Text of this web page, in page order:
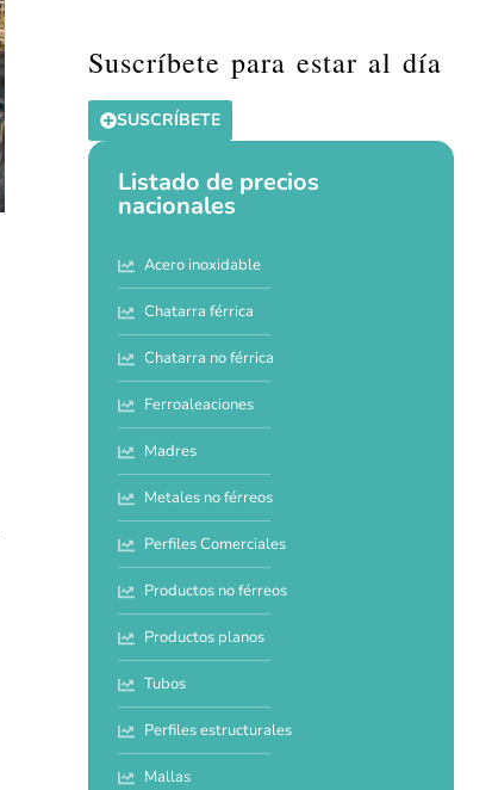
Suscríbete para estar al día
SUSCRÍBETE
Listado de precios
nacionales
Acero inoxidable
Chatarra férrica
Chatarra no férrica
Ferroaleaciones
Madres
Metales no férreos
Perfiles Comerciales
Productos no férreos
Productos planos
Tubos
Perfiles estructurales
Mallas